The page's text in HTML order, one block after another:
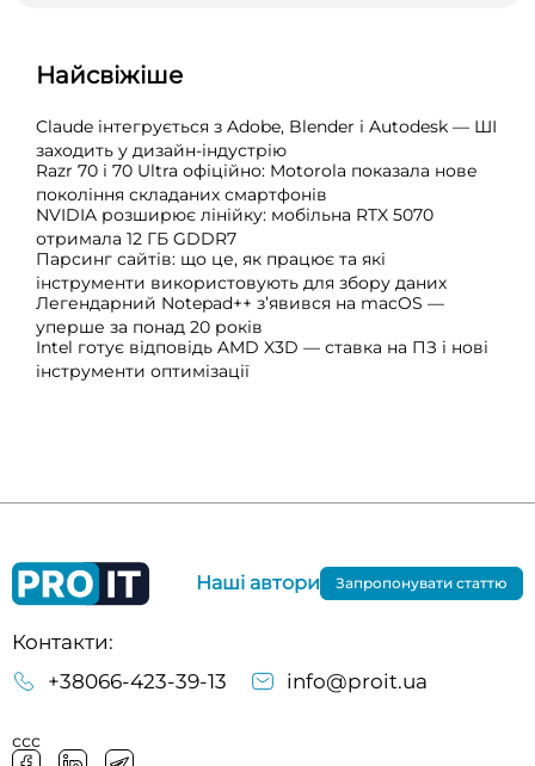
Найсвіжіше
Claude інтегрується з Adobe, Blender і Autodesk — ШІ
заходить у дизайн-індустрію
Razr 70 і 70 Ultra офіційно: Motorola показала нове
покоління складаних смартфонів
NVIDIA розширює лінійку: мобільна RTX 5070
отримала 12 ГБ GDDR7
Парсинг сайтів: що це, як працює та які
інструменти використовують для збору даних
Легендарний Notepad++ з’явився на macOS —
уперше за понад 20 років
Intel готує відповідь AMD X3D — ставка на ПЗ і нові
інструменти оптимізації
Контакти:
+38066-423-39-13
info@proit.ua
ссс
Наші автори Запропонувати статтю